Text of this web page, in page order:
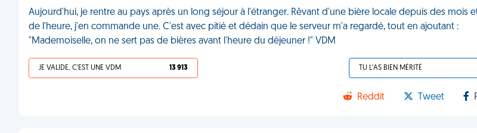
Aujourd'hui, je rentre au pays après un long séjour à l'étranger. Rêvant d'une bière locale depuis des mois
de l'heure, j'en commande une. C'est avec pitié et dédain que le serveur m'a regardé, tout en ajoutant :
"Mademoiselle, on ne sert pas de bières avant l'heure du déjeuner !" VDM
JE VALIDE, C'EST UNE VDM 13 913 TU L'AS BIEN MÉRITÉ
Reddit Tweet